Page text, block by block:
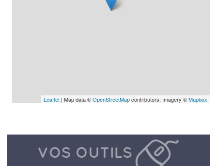
Leaflet | Map data ©OpenStreetMapcontributors, Imagery ©Mapbox